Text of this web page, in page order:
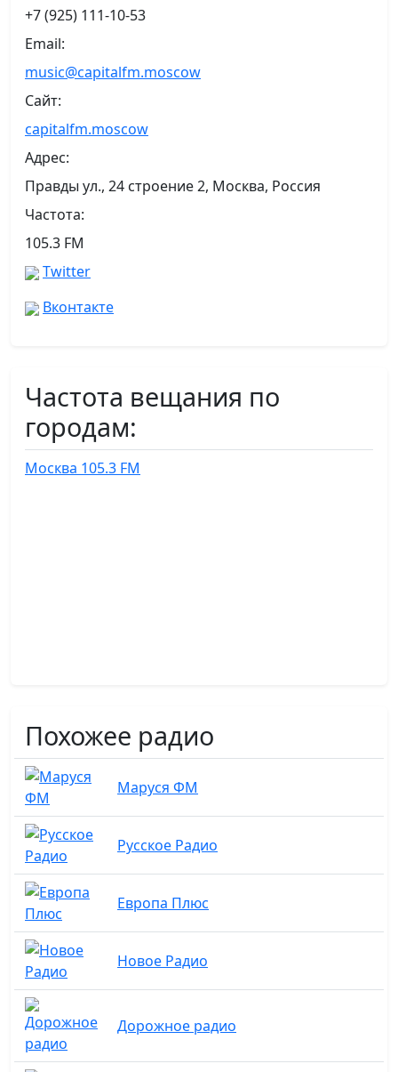
+7 (925) 111-10-53
Email:
music@capitalfm.moscow
Сайт:
capitalfm.moscow
Адрес:
Правды ул., 24 строение 2, Москва, Россия
Частота:
105.3 FM
Twitter
Вконтакте
Частота вещания по
городам:
Москва 105.3 FM
Похожее радио
Маруся ФМ
Русское Радио
Европа Плюс
Новое Радио
Дорожное радио